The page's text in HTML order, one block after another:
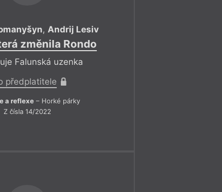
, Andrij Lesiv
změnila Rondo
Falunská uzenka
předplatitele
a reflexe– Horké párky
Z čísla 14/2022